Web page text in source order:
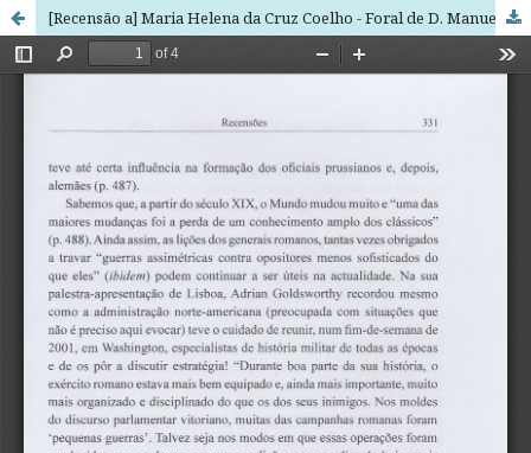
[Recensão a] Maria Helena da Cruz Coelho - Foral de D. Manuel I a Santarém. Estudo, Transcrição e Glossário. Santarém: Cmara Municipal de Santarém, 2007.